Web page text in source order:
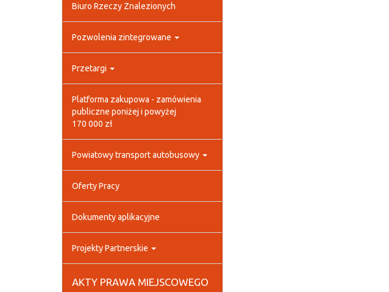
Biuro Rzeczy Znalezionych
Pozwolenia zintegrowane
Przetargi
Platforma zakupowa - zamówienia
publiczne poniżej i powyżej
170 000 zł
Powiatowy transport autobusowy
Oferty Pracy
Dokumenty aplikacyjne
Projekty Partnerskie
AKTY PRAWA MIEJSCOWEGO